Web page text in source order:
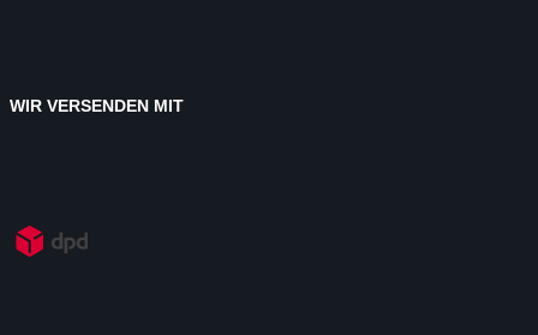
WIR VERSENDEN MIT